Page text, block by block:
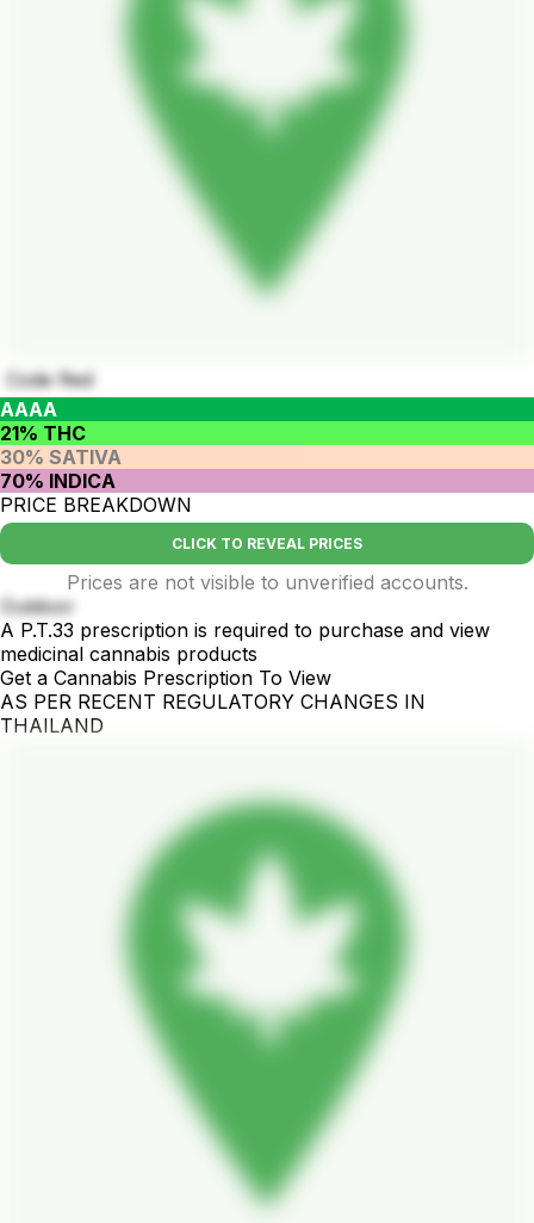
Code Red
AAAA
21% THC
30% SATIVA
70% INDICA
PRICE BREAKDOWN
CLICK TO REVEAL PRICES
Prices are not visible to unverified accounts.
Outdoor
A P.T.33 prescription is required to purchase and view
medicinal cannabis products
Get a Cannabis Prescription To View
AS PER RECENT REGULATORY CHANGES IN
THAILAND